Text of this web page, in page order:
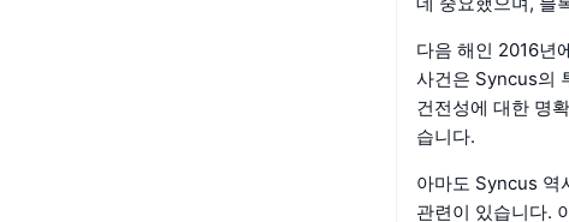
다음 해인 2016년
사건은 Syncus의
건전성에 대한 명
습니다.
아마도 Syncus 역
관련이 있습니다.